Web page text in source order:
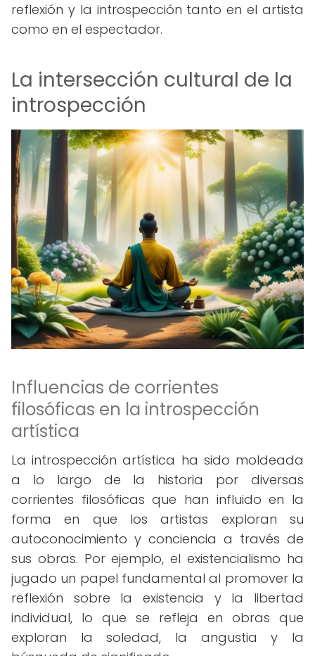
reflexión y la introspección tanto en el artista
como en el espectador.
La intersección cultural de la
introspección
Influencias de corrientes
filosóficas en la introspección
artística
La introspección artística ha sido moldeada
a lo largo de la historia por diversas
corrientes filosóficas que han influido en la
forma en que los artistas exploran su
autoconocimiento y conciencia a través de
sus obras. Por ejemplo, el existencialismo ha
jugado un papel fundamental al promover la
reflexión sobre la existencia y la libertad
individual, lo que se refleja en obras que
exploran la soledad, la angustia y la